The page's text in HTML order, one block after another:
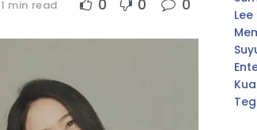
min read 0 0 0